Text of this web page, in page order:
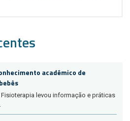
acadêmico de
levou informação e práticas